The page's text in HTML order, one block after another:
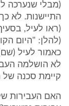
(מבלי שנערכה
התיישנות. לא
(להלן: "היום
כאמור לעיל
לא הושלמה
קיימת סכנה
האם העבירות